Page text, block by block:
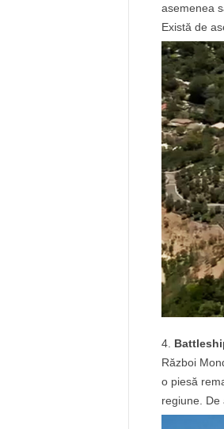
asemenea
Există de
Război
o piesă
regiune. De